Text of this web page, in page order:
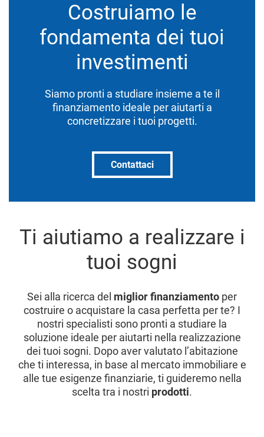
Costruiamo le
fondamenta dei tuoi
investimenti
Siamo pronti a studiare insieme a te il
finanziamento ideale per aiutarti a
concretizzare i tuoi progetti.
Contattaci
Ti aiutiamo a realizzare i
tuoi sogni
Sei alla ricerca del miglior finanziamento per
costruire o acquistare la casa perfetta per te? I
nostri specialisti sono pronti a studiare la
soluzione ideale per aiutarti nella realizzazione
dei tuoi sogni. Dopo aver valutato l’abitazione
che ti interessa, in base al mercato immobiliare e
alle tue esigenze finanziarie, ti guideremo nella
scelta tra i nostri prodotti.